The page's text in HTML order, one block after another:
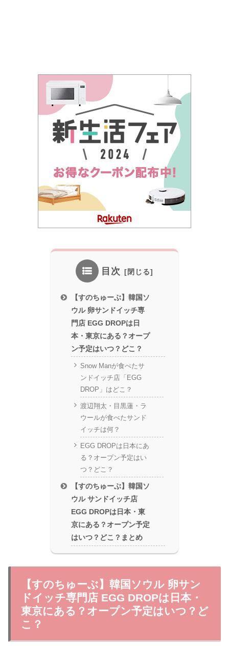
目次
【すのちゅーぶ】韓国ソ
ウル 卵サンドイッチ専
門店 EGG DROPは日
本・東京にある？オープ
ン予定はいつ？どこ？
Snow Manが食べたサ
ンドイッチ店「EGG
DROP」はどこ？
渡辺翔太・目黒蓮・ラ
ウールが食べたサンド
イッチは何？
EGG DROPは日本にあ
る？オープン予定はい
つ？どこ？
【すのちゅーぶ】韓国ソ
ウル サンドイッチ店
EGG DROPは日本・東
京にある？オープン予定
はいつ？どこ？まとめ
【すのちゅーぶ】韓国ソウル 卵サン
ドイッチ専門店 EGG DROPは日本・
東京にある？オープン予定はいつ？ど
こ？